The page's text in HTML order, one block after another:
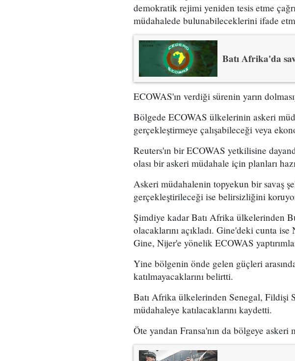
demokratik rejimi yeniden tesis etme
müdahalede bulunabileceklerini ifade
Batı Afrika'da
ECOWAS'ın verdiği sürenin yarın
Bölgede ECOWAS ülkelerinin askeri
gerçekleştirmeye çalışabileceği veya
Reuters'ın bir ECOWAS yetkilisine
olası bir askeri müdahale için planları
Askeri müdahalenin topyekun bir savaş
gerçekleştirileceği ise belirsizliğini
Şimdiye kadar Batı Afrika ülkelerinden
olacaklarını açıkladı. Gine'deki cunta
Gine, Nijer'e yönelik ECOWAS
Yine bölgenin önde gelen güçleri
katılmayacaklarını belirtti.
Batı Afrika ülkelerinden Senegal, Fildişi
müdahaleye katılacaklarını kaydetti.
Öte yandan Fransa'nın da bölgeye askeri